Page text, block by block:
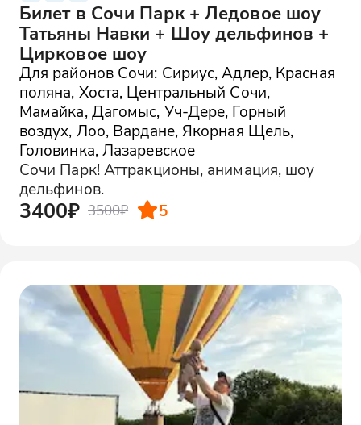
Билет в Сочи Парк + Ледовое шоу
Татьяны Навки + Шоу дельфинов +
Цирковое шоу
Для районов Сочи: Сириус, Адлер, Красная
поляна, Хоста, Центральный Сочи,
Мамайка, Дагомыс, Уч-Дере, Горный
воздух, Лоо, Вардане, Якорная Щель,
Головинка, Лазаревское
Сочи Парк! Аттракционы, анимация, шоу
дельфинов.
3400₽ 3500₽ 5